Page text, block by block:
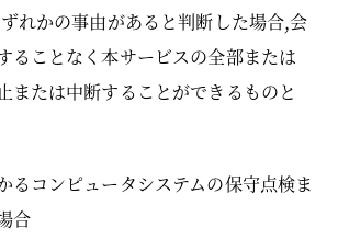
れかの事由があると判断した場合,会
ることなく本サービスの全部または
または中断することができるものと
るコンピュータシステムの保守点検ま
合